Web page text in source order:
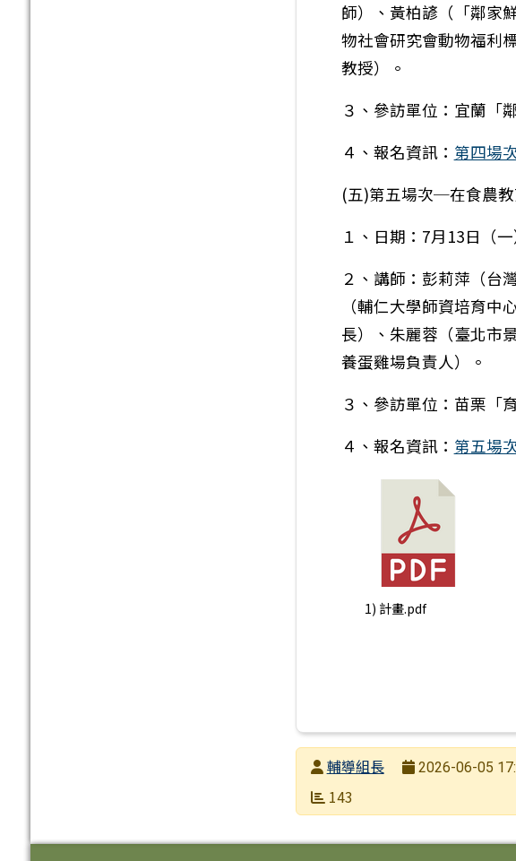
師）、黃柏諺（「鄰家
物社會研究會動物福利
教授）。
３、參訪單位：宜蘭「
４、報名資訊： 第四場
(五)第五場次─在食農
１、日期：7月13日（一
２、講師：彭莉萍（台
（輔仁大學師資培育
長）、朱麗蓉（臺北市
養蛋雞場負責人）。
３、參訪單位：苗栗「
４、報名資訊： 第五場
1) 計畫.pdf
發布者輔導組長
發布日期
2026-06-05
瀏覽次數
143